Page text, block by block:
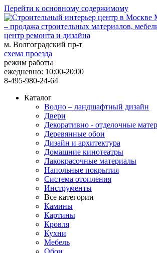
Перейти к основному содержимому
центр ремонта и дизайна
м. Волгоградский пр-т
схема проезда
режим работы
ежедневно: 10:00-20:00
8-495-980-24-64
Каталог
Водно – ландшафтный дизайн
Двери
Декоративно - отделочные
Деревянные обои
Дизайн и архитектура
Домашние кинотеатры
Лакокрасочные материалы
Напольные покрытия
Система отопления
Инструменты
Все категории
Камины
Картины
Кровля
Кухни
Мебель
Обои